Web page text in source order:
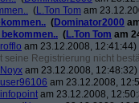
(L.Ton Tom am
(Dominator2000
bekommen.. (L.Ton Tom am
rofflo am 23.12.2008, 12:41:44)
seine Registrierung nicht
Noyx am 23.12.2008, 12:48:32)
user96106 am 23.12.2008,
infopoint am 23.12.2008,